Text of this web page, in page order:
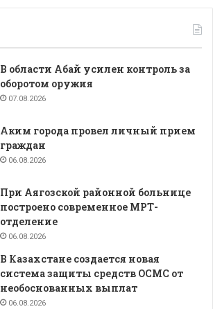
В области Абай усилен контроль за
оборотом оружия
07.08.2026
Аким города провел личный прием
граждан
06.08.2026
При Аягозской районной больнице
построено современное МРТ-
отделение
06.08.2026
В Казахстане создается новая
система защиты средств ОСМС от
необоснованных выплат
06.08.2026